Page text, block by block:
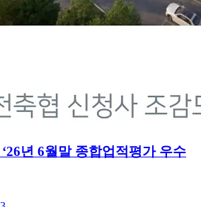
년 6월말 종합업적평가 우수